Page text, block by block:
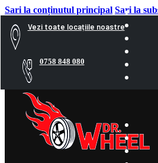
Sari la conținutul principal Sari la
Vezi toate locațiile noastre
0758 848 080